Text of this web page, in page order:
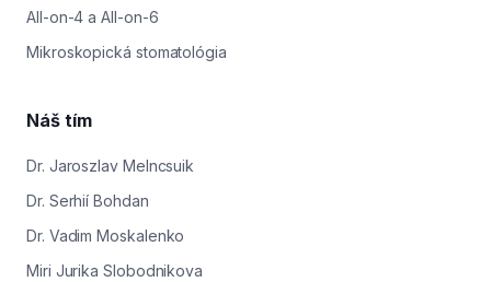
All-on-4 a All-on-6
Mikroskopická stomatológia
Náš tím
Dr. Jaroszlav Melncsuik
Dr. Serhií Bohdan
Dr. Vadim Moskalenko
Miri Jurika Slobodnikova